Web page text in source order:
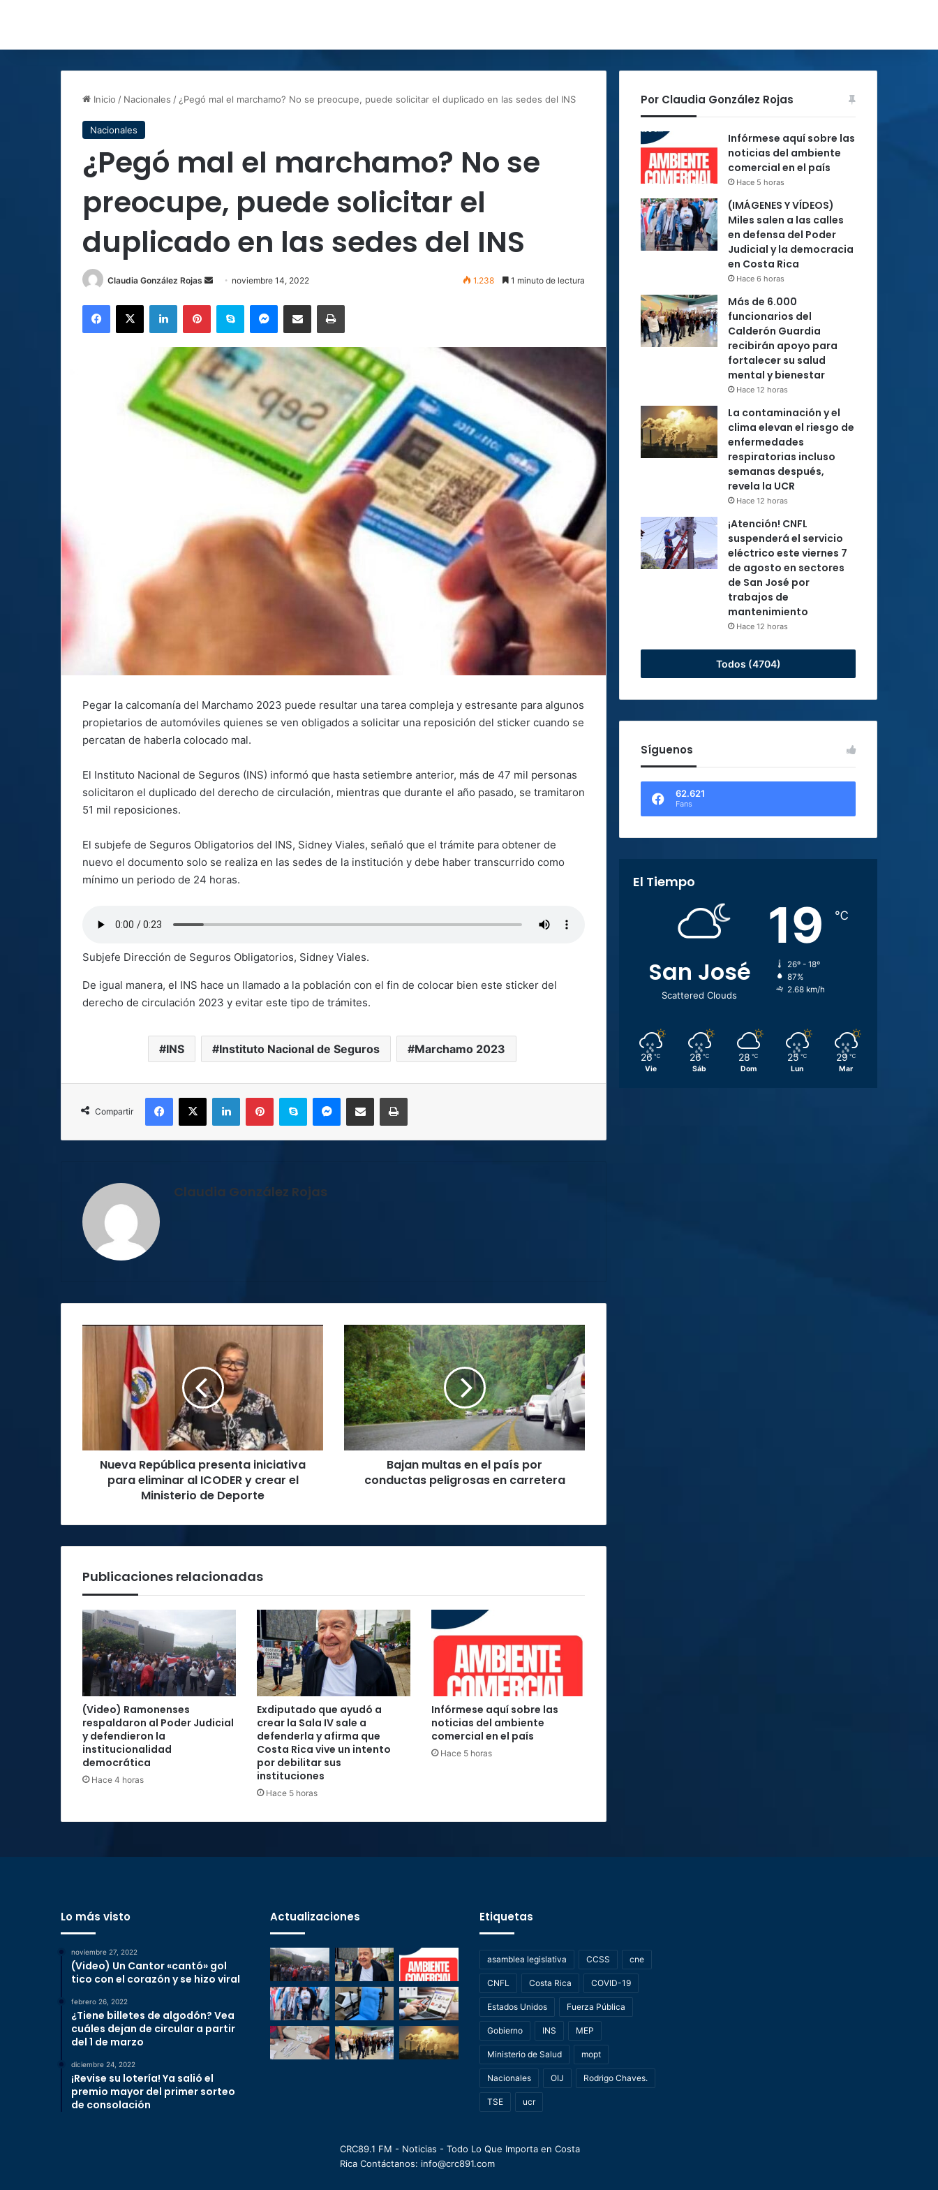
Inicio / Nacionales / ¿Pegó mal el marchamo? No se preocupe, puede solicitar el duplicado en las sedes del INS
Nacionales
¿Pegó mal el marchamo? No se
preocupe, puede solicitar el
duplicado en las sedes del INS
Claudia González Rojas
Send
email
noviembre 14, 2022 1.238 1 minuto de lectura
Facebook
X LinkedInPinterestSkype MessengerCompartir por correo electrónicoImprimir
Pegar la calcomanía del Marchamo 2023 puede resultar una tarea compleja y estresante para algunos
propietarios de automóviles quienes se ven obligados a solicitar una reposición del sticker cuando se
percatan de haberla colocado mal.
El Instituto Nacional de Seguros (INS) informó que hasta setiembre anterior, más de 47 mil personas
solicitaron el duplicado del derecho de circulación, mientras que durante el año pasado, se tramitaron
51 mil reposiciones.
El subjefe de Seguros Obligatorios del INS, Sidney Viales, señaló que el trámite para obtener de
nuevo el documento solo se realiza en las sedes de la institución y debe haber transcurrido como
mínimo un periodo de 24 horas.
Subjefe Dirección de Seguros Obligatorios, Sidney Viales.
De igual manera, el INS hace un llamado a la población con el fin de colocar bien este sticker del
derecho de circulación 2023 y evitar este tipo de trámites.
INS Instituto Nacional de Seguros Marchamo 2023
Compartir
Facebook
X LinkedInPinterestSkype MessengerCompartir por correo electrónicoImprimir
Claudia González Rojas
Nueva
y
crear
Deporte
Nueva República presenta iniciativa
para eliminar al ICODER y crear el
Ministerio de Deporte
Bajan
multas
en
el
país
por
conductas
peligrosas
en
Bajan multas en el país por
conductas peligrosas en carretera
Publicaciones relacionadas
(Video) Ramonenses
respaldaron al Poder Judicial
y defendieron la
institucionalidad
democrática
Hace 4 horas
Exdiputado que ayudó a
crear la Sala IV sale a
defenderla y afirma que
Costa Rica vive un intento
por debilitar sus
instituciones
Hace 5 horas
Infórmese aquí sobre las
noticias del ambiente
comercial en el país
Hace 5 horas
Por Claudia González Rojas
Infórmese aquí sobre las
noticias del ambiente
comercial en el país
Hace 5 horas
(IMÁGENES Y VÍDEOS)
Miles salen a las calles
en defensa del Poder
Judicial y la democracia
en Costa Rica
Hace 6 horas
Más de 6.000
funcionarios del
Calderón Guardia
recibirán apoyo para
fortalecer su salud
mental y bienestar
Hace 12 horas
La contaminación y el
clima elevan el riesgo de
enfermedades
respiratorias incluso
semanas después,
revela la UCR
Hace 12 horas
¡Atención! CNFL
suspenderá el servicio
eléctrico este viernes 7
de agosto en sectores
de San José por
trabajos de
mantenimiento
Hace 12 horas
Todos (4704)
Síguenos
62.621
Fans
El Tiempo
San José
Scattered Clouds
19 ℃
26º - 18º
87%
2.68 km/h
26 ℃
Vie
26 ℃
Sáb
28 ℃
Dom
25 ℃
Lun
29 ℃
Mar
Lo más visto
noviembre 27, 2022
(Video) Un Cantor «cantó» gol
tico con el corazón y se hizo viral
febrero 26, 2022
¿Tiene billetes de algodón? Vea
cuáles dejan de circular a partir
del 1 de marzo
diciembre 24, 2022
¡Revise su lotería! Ya salió el
premio mayor del primer sorteo
de consolación
Actualizaciones Etiquetas
asamblea legislativa CCSS cne
CNFL Costa Rica COVID-19
Estados Unidos Fuerza Pública
Gobierno INS MEP
Ministerio de Salud mopt
Nacionales OIJ Rodrigo Chaves.
TSE ucr
CRC89.1 FM - Noticias - Todo Lo Que Importa en Costa
Rica Contáctanos: info@crc891.com